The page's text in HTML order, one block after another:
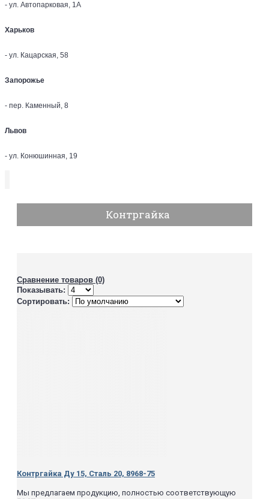
- ул. Автопарковая, 1А
Харьков
- ул. Кацарская, 58
Запорожье
- пер. Каменный, 8
Львов
- ул. Конюшинная, 19
Контргайка
Сравнение товаров (0)
Показывать:
Сортировать:
Контргайка Ду 15, Сталь 20, 8968-75
Мы предлагаем продукцию, полностью соответствующую